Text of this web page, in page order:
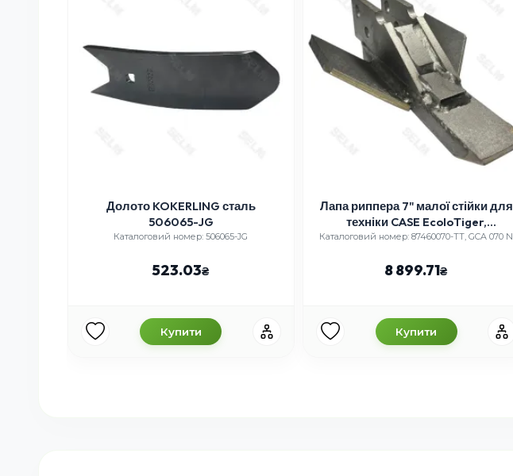
Долото KOKERLING сталь
506065-JG
Каталоговий номер: 506065-JG
523.03
Купити
Лапа риппера 7" малої стійки для
техніки CASE EcoloTiger,
87460070-TT
Каталоговий номер: 87460070-TT, GCA 070 N
8 899.71
Купити